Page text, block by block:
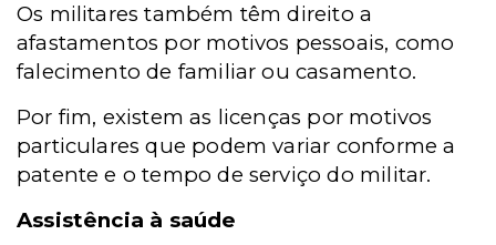
Os militares também têm direito a
afastamentos por motivos pessoais, como
falecimento de familiar ou casamento.
Por fim, existem as licenças por motivos
particulares que podem variar conforme a
patente e o tempo de serviço do militar.
Assistência à saúde